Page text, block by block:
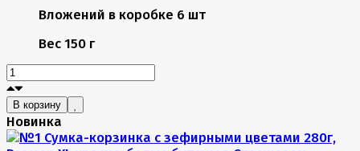
Вложений в коробке 6 шт
Вес 150 г
В корзину
Новинка